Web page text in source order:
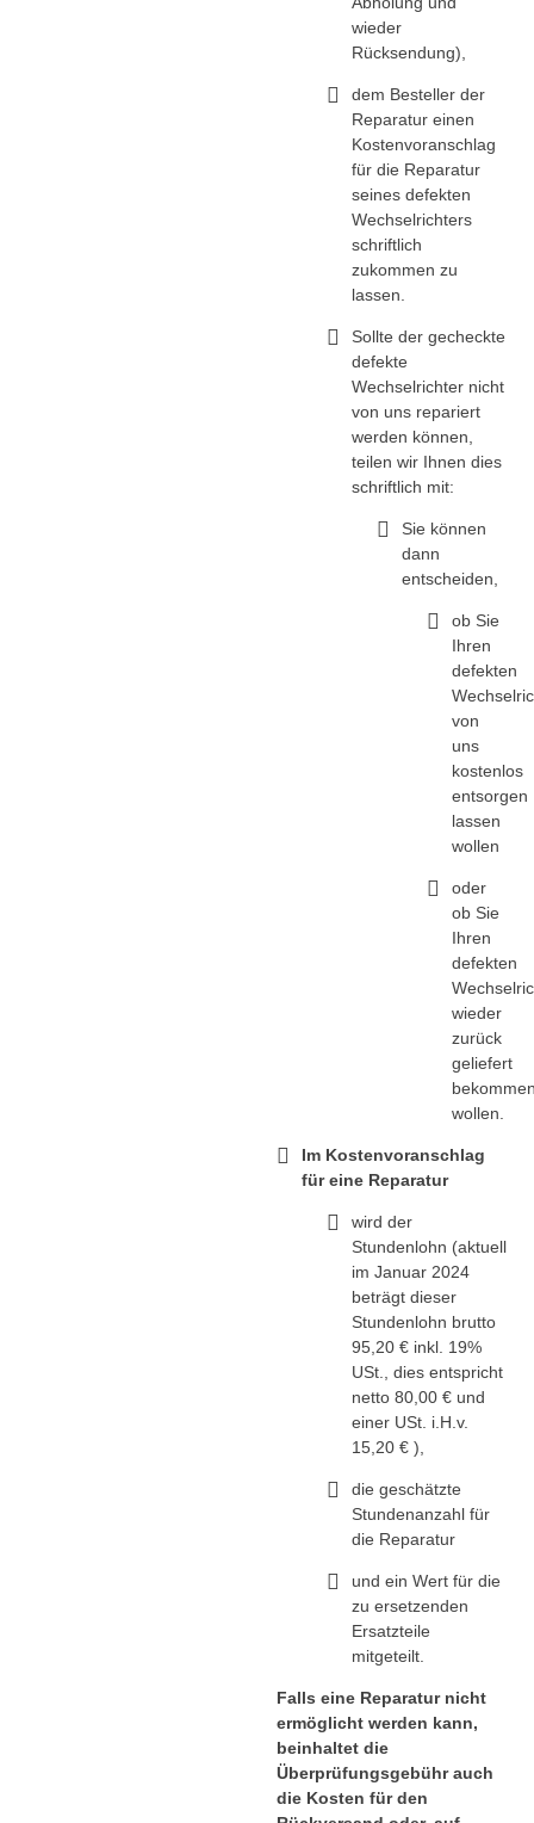
wieder
Rücksendung),
dem Besteller der
Reparatur einen
Kostenvoranschlag
für die Reparatur
seines defekten
Wechselrichters
schriftlich
zukommen zu
lassen.
Sollte der gecheckte
defekte
Wechselrichter nicht
von uns repariert
werden können,
teilen wir Ihnen dies
schriftlich mit:
Sie können
dann
entscheiden,
ob Sie
Ihren
defekten
von
uns
kostenlos
entsorgen
lassen
wollen
oder
ob Sie
Ihren
defekten
wieder
zurück
geliefert
wollen.
Im Kostenvoranschlag
für eine Reparatur
wird der
Stundenlohn (aktuell
im Januar 2024
beträgt dieser
Stundenlohn brutto
95,20 € inkl. 19%
USt., dies entspricht
netto 80,00 € und
einer USt. i.H.v.
15,20 € ),
die geschätzte
Stundenanzahl für
die Reparatur
und ein Wert für die
zu ersetzenden
Ersatzteile
mitgeteilt.
Falls eine Reparatur nicht
ermöglicht werden kann,
beinhaltet die
Überprüfungsgebühr auch
die Kosten für den